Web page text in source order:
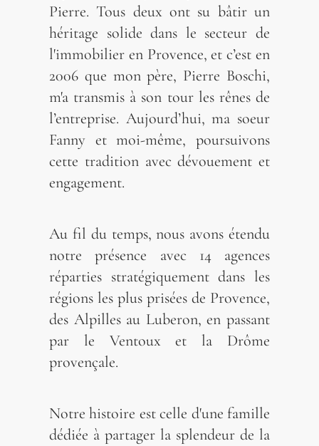
Pierre. Tous deux ont su bâtir un
héritage solide dans le secteur de
l'immobilier en Provence, et c’est en
2006 que mon père, Pierre Boschi,
m'a transmis à son tour les rênes de
l’entreprise. Aujourd’hui, ma soeur
Fanny et moi-même, poursuivons
cette tradition avec dévouement et
engagement.
Au fil du temps, nous avons étendu
notre présence avec 14 agences
réparties stratégiquement dans les
régions les plus prisées de Provence,
des Alpilles au Luberon, en passant
par le Ventoux et la Drôme
provençale.
Notre histoire est celle d'une famille
dédiée à partager la splendeur de la